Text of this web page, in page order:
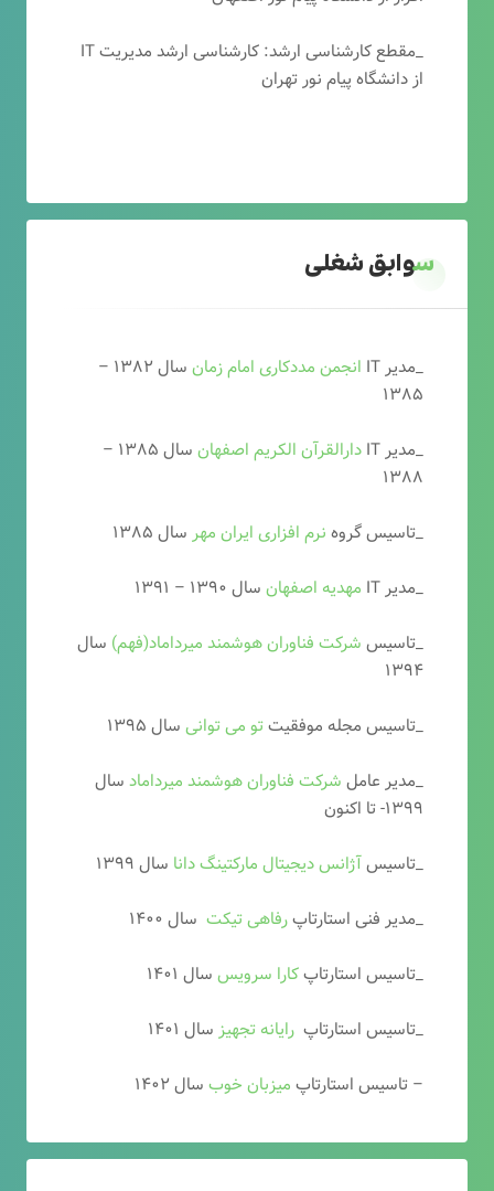
_مقطع کارشناسی ارشد: کارشناسی ارشد مدیریت IT
از دانشگاه پیام نور تهران
سوابق شغلی
_مدیر IT انجمن مددکاری امام زمان
سال ۱۳۸۲ –
۱۳۸۵
_مدیر IT
دارالقرآن الکریم اصفهان
سال ۱۳۸۵ –
۱۳۸۸
_تاسیس گروه نرم افزاری ایران مهر سال ۱۳۸۵
_مدیر IT
مهدیه اصفهان سال ۱۳۹۰ – ۱۳۹۱
_تاسیس شرکت فناوران هوشمند میرداماد(فهم) سال
۱۳۹۴
_تاسیس مجله موفقیتتو می توانی سال ۱۳۹۵
_مدیر عامل شرکت فناوران هوشمند میرداماد سال
۱۳۹۹- تا اکنون
_تاسیسآژانس دیجیتال مارکتینگ دانا سال ۱۳۹۹
_مدیر فنی استارتاپرفاهی تیکت سال ۱۴۰۰
_تاسیس استارتاپکارا سرویس سال ۱۴۰۱
_تاسیس استارتاپ رایانه تجهیز سال ۱۴۰۱
– تاسیس استارتاپ میزبان خوب سال ۱۴۰۲